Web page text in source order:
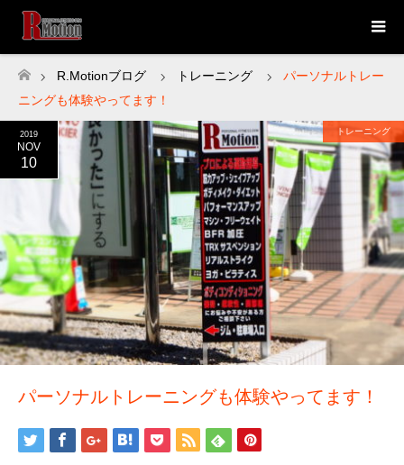
ホーム
R.Motionブログ トレーニング
パーソナルトレー
ニングも体験やってます！
2019
NOV
10
トレーニング
パーソナルトレーニングも体験やってます！